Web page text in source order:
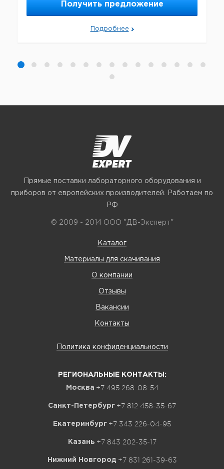
Получить предложение
Подробнее
Прямые поставки лабораторного оборудования и
приборов от европейских производителей. Работаем по
РФ
© 2009 - 2014 ООО "ДВ-Эксперт"
Каталог
Материалы для скачивания
О компании
Отзывы
Вакансии
Контакты
Политика конфиденциальности
РЕГИОНАЛЬНЫЕ КОНТАКТЫ:
Москва +7 495 268-08-54
Санкт-Петербург +7 812 458-35-67
Екатеринбург +7 343 226-04-95
Казань +7 843 202-35-17
Нижний Новгород +7 831 261-39-63